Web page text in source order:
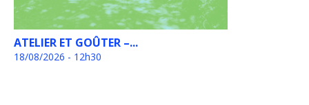
ATELIER ET GOÛTER –...
18/08/2026 - 12h30